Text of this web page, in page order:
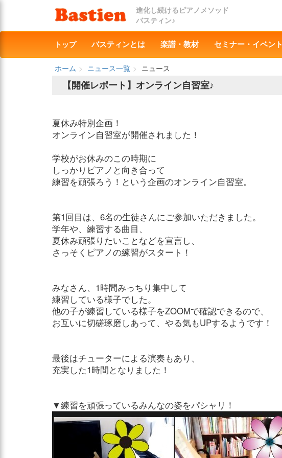
進化し続けるピアノメソッド
バスティン♪
トップ バスティンとは 楽譜・教材 セミナー・イベント
ホーム ニュース一覧
ニュース
【開催レポート】オンライン自習室♪
夏休み特別企画！
オンライン自習室が開催されました！
学校がお休みのこの時期に
しっかりピアノと向き合って
練習を頑張ろう！という企画のオンライン自習室。
第1回目は、6名の生徒さんにご参加いただきました。
学年や、練習する曲目、
夏休み頑張りたいことなどを宣言し、
さっそくピアノの練習がスタート！
みなさん、1時間みっちり集中して
練習している様子でした。
他の子が練習している様子をZOOMで確認できるので、
お互いに切磋琢磨しあって、やる気もUPするようです！
最後はチューターによる演奏もあり、
充実した1時間となりました！
▼練習を頑張っているみんなの姿をパシャリ！